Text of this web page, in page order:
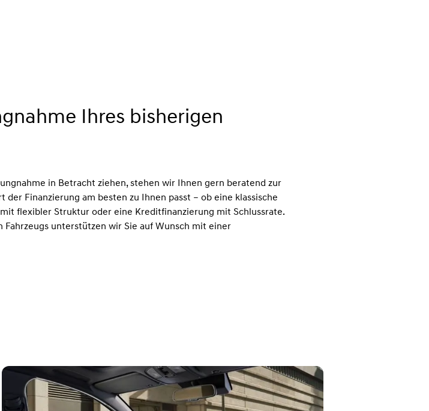
Ihres bisherigen
in Betracht ziehen, stehen wir Ihnen gern beratend zur
der Finanzierung am besten zu Ihnen passt – ob eine klassische
flexibler Struktur oder eine Kreditfinanzierung mit Schlussrate.
unterstützen wir Sie auf Wunsch mit einer